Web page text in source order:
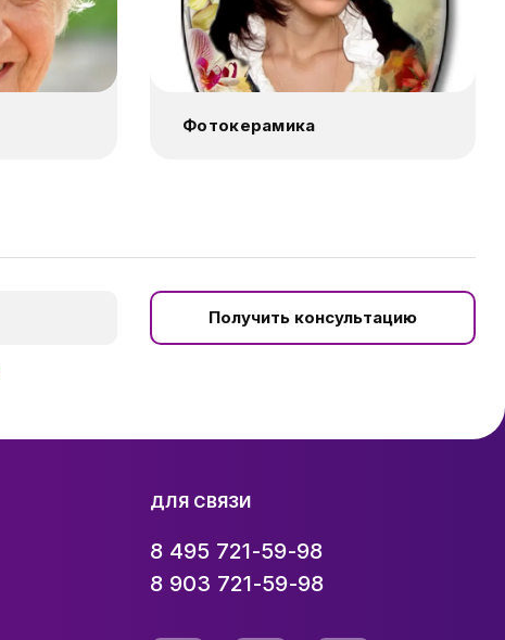
Фотокерамика
Получить консультацию
ДЛЯ СВЯЗИ
8 495 721-59-98
8 903 721-59-98